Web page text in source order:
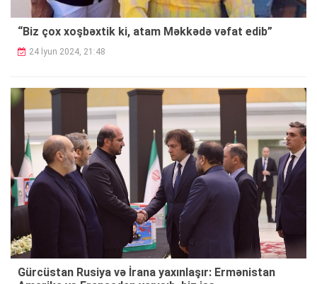
“Biz çox xoşbəxtik ki, atam Məkkədə vəfat edib”
24 İyun 2024, 21:48
Gürcüstan Rusiya və İrana yaxınlaşır: Ermənistan